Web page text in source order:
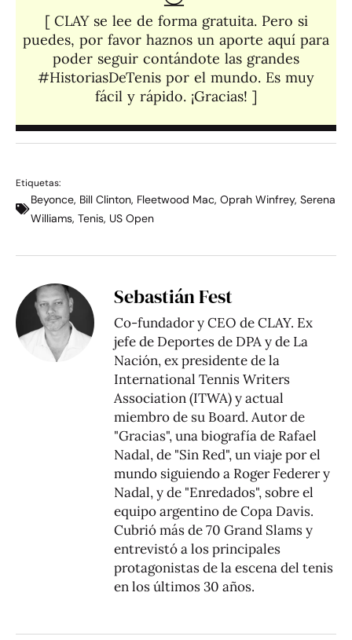
[ CLAY se lee de forma gratuita. Pero si
puedes, por favor haznos un aporte aquí para
poder seguir contándote las grandes
#HistoriasDeTenis por el mundo. Es muy
fácil y rápido. ¡Gracias! ]​
Etiquetas:
Beyonce, Bill Clinton, Fleetwood Mac, Oprah Winfrey, Serena
Williams, Tenis, US Open
Sebastián Fest
Co-fundador y CEO de CLAY. Ex
jefe de Deportes de DPA y de La
Nación, ex presidente de la
International Tennis Writers
Association (ITWA) y actual
miembro de su Board. Autor de
"Gracias", una biografía de Rafael
Nadal, de "Sin Red", un viaje por el
mundo siguiendo a Roger Federer y
Nadal, y de "Enredados", sobre el
equipo argentino de Copa Davis.
Cubrió más de 70 Grand Slams y
entrevistó a los principales
protagonistas de la escena del tenis
en los últimos 30 años.